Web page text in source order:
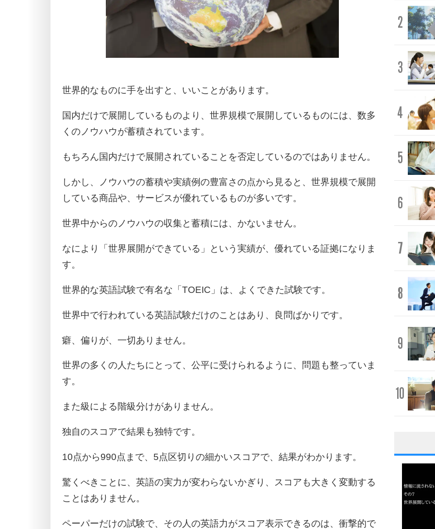
世界的なものに手を出すと、いいことがあります。
国内だけで展開しているものより、世界規模で展開しているものには、数多
くのノウハウが蓄積されています。
もちろん国内だけで展開されていることを否定しているのではありません。
しかし、ノウハウの蓄積や実績例の豊富さの点から見ると、世界規模で展開
している商品や、サービスが優れているものが多いです。
世界中からのノウハウの収集と蓄積には、かないません。
なにより「世界展開ができている」という実績が、優れている証拠になりま
す。
世界的な英語試験で有名な「TOEIC」は、よくできた試験です。
世界中で行われている英語試験だけのことはあり、良問ばかりです。
癖、偏りが、一切ありません。
世界の多くの人たちにとって、公平に受けられるように、問題も整っていま
す。
また級による階級分けがありません。
独自のスコアで結果も独特です。
10点から990点まで、5点区切りの細かいスコアで、結果がわかります。
驚くべきことに、英語の実力が変わらないかぎり、スコアも大きく変動する
ことはありません。
ペーパーだけの試験で、その人の英語力がスコア表示できるのは、衝撃的で
2
3
4
5
6
7
8
9
10
1